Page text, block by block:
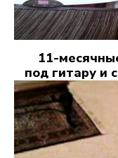
11-
под гитару и